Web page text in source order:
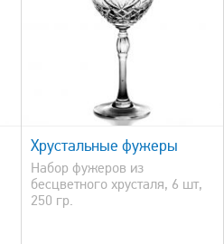
Хрустальные фужеры
Набор фужеров из
бесцветного хрусталя, 6 шт,
250 гр.